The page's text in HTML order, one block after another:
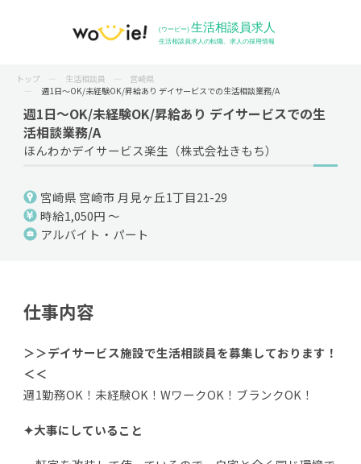
トップ 生活相談員
宮崎県
週1日～OK/未経験OK/昇給あり デイサービスでの生活相談業務/A
週1日～OK/未経験OK/昇給あり デイサービスでの生
活相談業務/A
ほんわかデイサービス楽生（株式会社きもち）
宮崎県 宮崎市 月見ヶ丘1丁目21-29
時給1,050円 ～
アルバイト・パート
仕事内容
＞＞デイサービス施設で生活相談員を募集しております！
＜＜
週1勤務OK！未経験OK！WワークOK！ブランクOK！
✦大事にしていること